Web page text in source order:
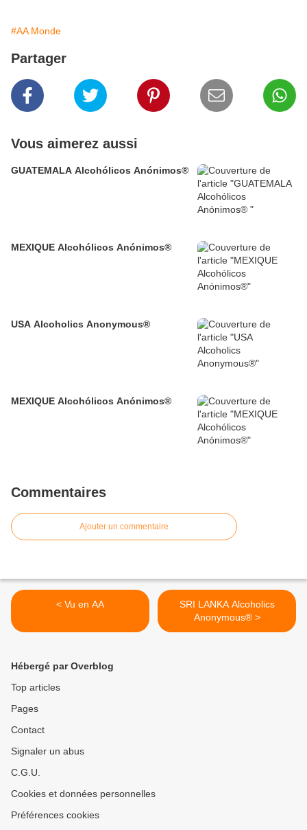
#AA Monde
Partager
Vous aimerez aussi
GUATEMALA Alcohólicos Anónimos®
MEXIQUE Alcohólicos Anónimos®
USA Alcoholics Anonymous®
MEXIQUE Alcohólicos Anónimos®
Commentaires
Ajouter un commentaire
< Vu en AA
SRI LANKA Alcoholics
Anonymous® >
Hébergé par Overblog
Top articles
Pages
Contact
Signaler un abus
C.G.U.
Cookies et données personnelles
Préférences cookies